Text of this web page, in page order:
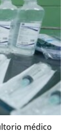
médico